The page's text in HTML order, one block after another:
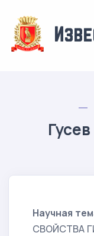
Научная
СВОЙСТВА